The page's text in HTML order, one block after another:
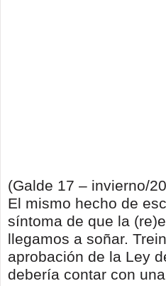
(Galde 17 – invierno/
El mismo hecho de
síntoma de que la
llegamos a soñar.
aprobación de la Ley
debería contar con